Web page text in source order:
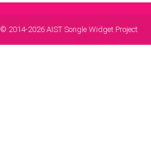
© 2014-2026 AIST Songle Widget Project